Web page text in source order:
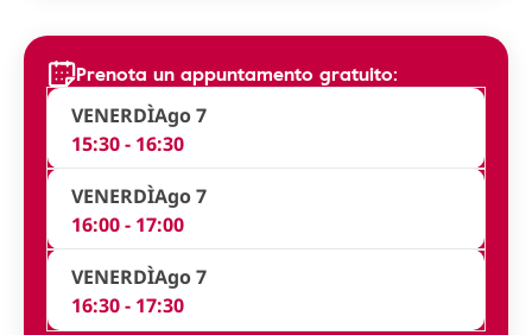
Prenota un appuntamento gratuito:
VENERDÌAgo 7
15:30 - 16:30
VENERDÌAgo 7
16:00 - 17:00
VENERDÌAgo 7
16:30 - 17:30